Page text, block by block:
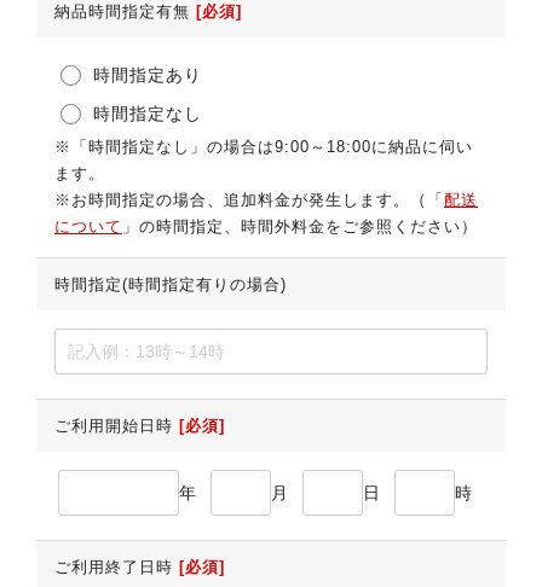
納品時間指定有無 [必須]
時間指定あり
時間指定なし
※「時間指定なし」の場合は9:00～18:00に納品に伺い
ます。
※お時間指定の場合、追加料金が発生します。（「 配送
について 」の時間指定、時間外料金をご参照ください）
時間指定(時間指定有りの場合)
ご利用開始日時 [必須]
年 月 日 時
ご利用終了日時 [必須]